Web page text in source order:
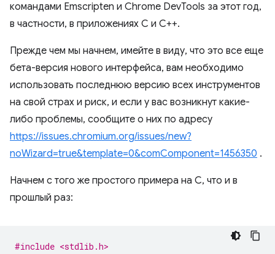
командами Emscripten и Chrome DevTools за этот год,
в частности, в приложениях C и C++.
Прежде чем мы начнем, имейте в виду, что это все еще
бета-версия нового интерфейса, вам необходимо
использовать последнюю версию всех инструментов
на свой страх и риск, и если у вас возникнут какие-
либо проблемы, сообщите о них по адресу
https://issues.chromium.org/issues/new?
noWizard=true&template=0&comComponent=1456350 .
Начнем с того же простого примера на C, что и в
прошлый раз:
#include <stdlib.h>